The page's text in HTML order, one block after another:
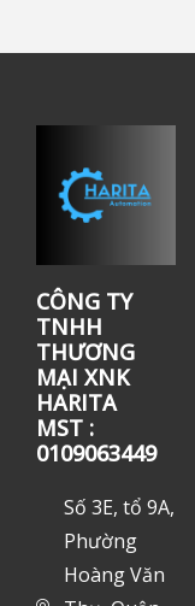
CÔNG TY
TNHH
THƯƠNG
MẠI XNK
HARITA
MST :
0109063449
Số 3E, tổ 9A,
Phường
Hoàng Văn